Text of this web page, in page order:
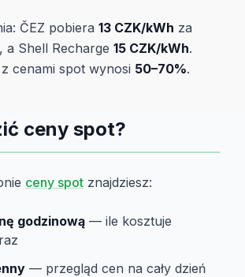
ČEZ pobiera 13 CZK/kWh za
a Shell Recharge 15 CZK/kWh.
cenami spot wynosi 50–70%.
ceny spot?
ceny spot znajdziesz:
godzinową — ile kosztuje
— przegląd cen na cały dzień